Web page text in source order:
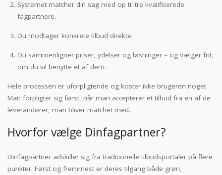
Systemet matcher din sag med op til tre kvalificerede
fagpartnere.
Du modtager konkrete tilbud direkte.
Du sammenligner priser, ydelser og løsninger – og vælger frit,
om du vil benytte et af dem.
Hele processen er uforpligtende og koster ikke brugeren noget.
Man forpligter sig først, når man accepterer et tilbud fra en af de
leverandører, man bliver matchet med.
Hvorfor vælge Dinfagpartner?
Dinfagpartner adskiller sig fra traditionelle tilbudsportaler på flere
punkter. Først og fremmest er deres tilgang både grøn,